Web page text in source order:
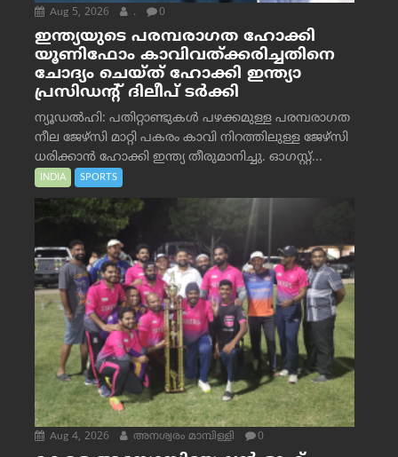
Aug 5, 2026 . 0
ഇന്ത്യയുടെ പരമ്പരാഗത ഹോക്കി
യൂണിഫോം കാവിവത്ക്കരിച്ചതിനെ
ചോദ്യം ചെയ്ത് ഹോക്കി ഇന്ത്യാ
പ്രസിഡന്റ് ദിലീപ് ടര്‍ക്കി
ന്യൂഡൽഹി: പതിറ്റാണ്ടുകൾ പഴക്കമുള്ള പരമ്പരാഗത
നീല ജേഴ്‌സി മാറ്റി പകരം കാവി നിറത്തിലുള്ള ജേഴ്‌സി
ധരിക്കാൻ ഹോക്കി ഇന്ത്യ തീരുമാനിച്ചു. ഓഗസ്റ്റ്...
INDIA SPORTS
Aug 4, 2026 അനശ്വരം മാമ്പിള്ളി 0